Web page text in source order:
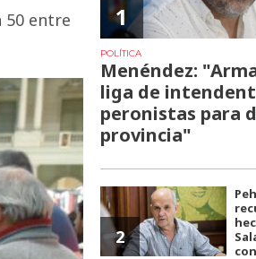
50 entre
1
POLÍTICA
Menéndez:
liga de
peronistas para
provincia"
2